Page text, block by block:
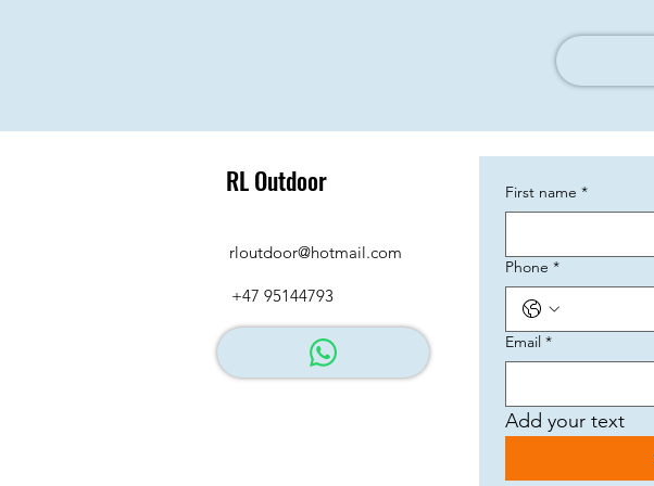
RL Outdoor
rloutdoor@hotmail.com
+47 95144793
First name *
Phone *
Email *
Add your text